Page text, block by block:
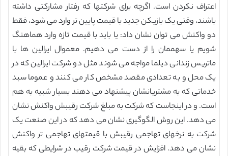
اعتراف نکردن است. اگرچه برای شرکتها که رفتار مشارکتی داشته
باشند، وقتی یک بازیکن جدید با قیمت پایین تر وارد می شود، فقط
دو واکنش می توان نشان داد: یا باید با قیمت تازه وارد هماهنگ
شویم یا سهممان را از دست می دهیم. معموال ایرالین ها با
ماتریس زندانی دیلما مواجه می شوند مثل دو شرکت ایرالین که در
یک محل و به تعدادی مقصد مشخص کار می کنند و عموما سبد
خدماتی که به مشتریانشان پیشنهاد می دهند بسیار شبیه به هم
است. و در اینجاست که شرکت به مبلغ شرکت رقیبش واکنش نشان
می دهد. این روش الگوگیری نشان می دهد که در این صنعت یک
شرکت به نرخهای تهاجمی رقیبش با قیمتهای تهاجمی تر واکنش
نشان می دهد. افزایش در قیمت شرکت رقیب در شرایطی که بقیه